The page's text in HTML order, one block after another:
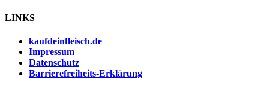
LINKS
kaufdeinfleisch.de
Impressum
Datenschutz
Barrierefreiheits-Erklärung